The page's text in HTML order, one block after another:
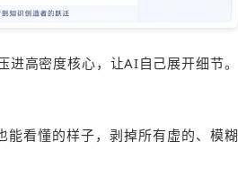
高密度核心，让AI自己展开细节。
能看懂的样子，剥掉所有虚的、模糊